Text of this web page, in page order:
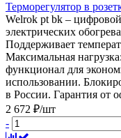
Терморегулятор в
Welrok pt bk – цифровой
электрических
Поддерживает
Максимальная
функционал для
использовании.
в России. Гарантия от
2 672 ₽/шт
-